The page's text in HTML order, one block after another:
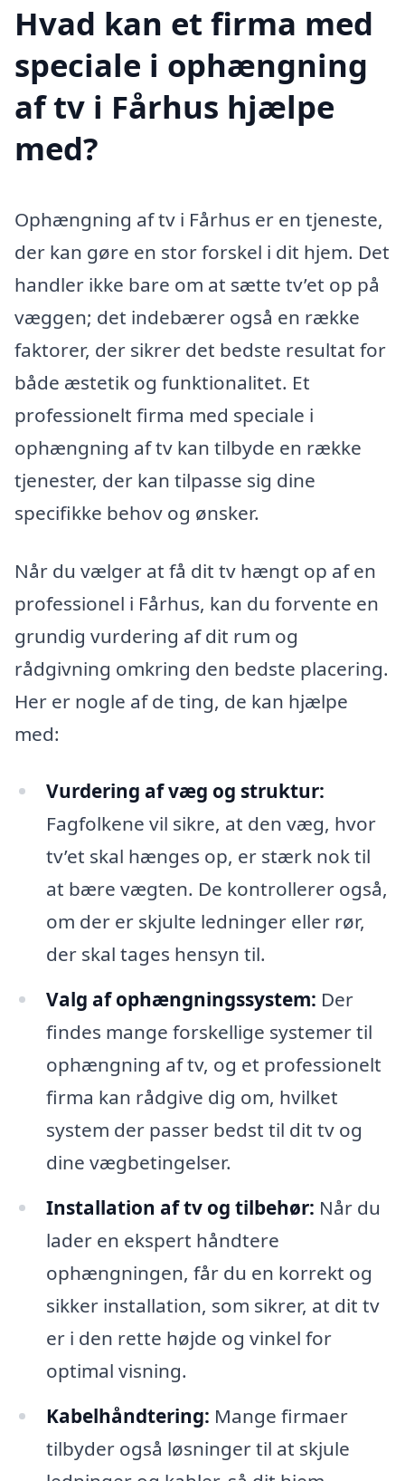
Hvad kan et firma med
speciale i ophængning
af tv i Fårhus hjælpe
med?
Ophængning af tv i Fårhus er en tjeneste,
der kan gøre en stor forskel i dit hjem. Det
handler ikke bare om at sætte tv’et op på
væggen; det indebærer også en række
faktorer, der sikrer det bedste resultat for
både æstetik og funktionalitet. Et
professionelt firma med speciale i
ophængning af tv kan tilbyde en række
tjenester, der kan tilpasse sig dine
specifikke behov og ønsker.
Når du vælger at få dit tv hængt op af en
professionel i Fårhus, kan du forvente en
grundig vurdering af dit rum og
rådgivning omkring den bedste placering.
Her er nogle af de ting, de kan hjælpe
med:
Vurdering af væg og struktur:
Fagfolkene vil sikre, at den væg, hvor
tv’et skal hænges op, er stærk nok til
at bære vægten. De kontrollerer også,
om der er skjulte ledninger eller rør,
der skal tages hensyn til.
Valg af ophængningssystem: Der
findes mange forskellige systemer til
ophængning af tv, og et professionelt
firma kan rådgive dig om, hvilket
system der passer bedst til dit tv og
dine vægbetingelser.
Installation af tv og tilbehør: Når du
lader en ekspert håndtere
ophængningen, får du en korrekt og
sikker installation, som sikrer, at dit tv
er i den rette højde og vinkel for
optimal visning.
Kabelhåndtering: Mange firmaer
tilbyder også løsninger til at skjule